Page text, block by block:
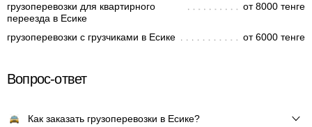
грузоперевозки для квартирного
переезда в Есике
от 8000 тенге
грузоперевозки с грузчиками в Есике от 6000 тенге
Вопрос-ответ
Как заказать грузоперевозки в Есике?